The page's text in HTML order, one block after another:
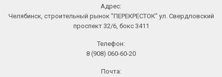
Адрес:
Челябинск, строительный рынок "ПЕРЕКРЕСТОК" ул. Свердловский
проспект 32/6, бокс 3411
Телефон:
8 (908) 060-60-20
Почта: